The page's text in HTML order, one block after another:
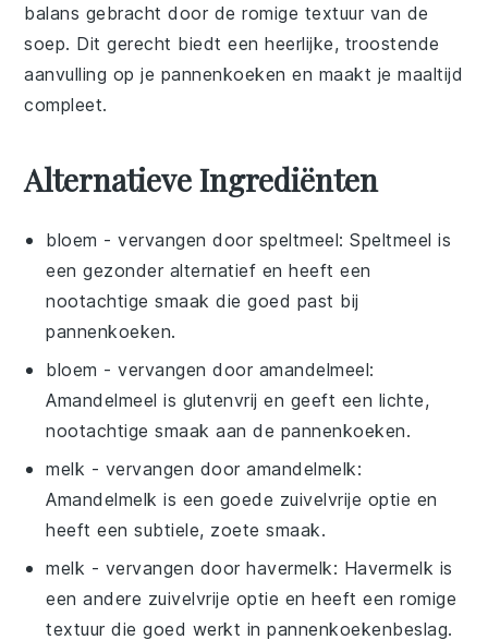
balans gebracht door de romige textuur van de
soep. Dit gerecht biedt een heerlijke, troostende
aanvulling op je pannenkoeken en maakt je maaltijd
compleet.
Alternatieve Ingrediënten
bloem - vervangen door speltmeel: Speltmeel is
een gezonder alternatief en heeft een
nootachtige smaak die goed past bij
pannenkoeken.
bloem - vervangen door amandelmeel:
Amandelmeel is glutenvrij en geeft een lichte,
nootachtige smaak aan de pannenkoeken.
melk - vervangen dooramandelmelk:
Amandelmelk is een goede zuivelvrije optie en
heeft een subtiele, zoete smaak.
melk - vervangen doorhavermelk: Havermelk is
een andere zuivelvrije optie en heeft een romige
textuur die goed werkt in pannenkoekenbeslag.